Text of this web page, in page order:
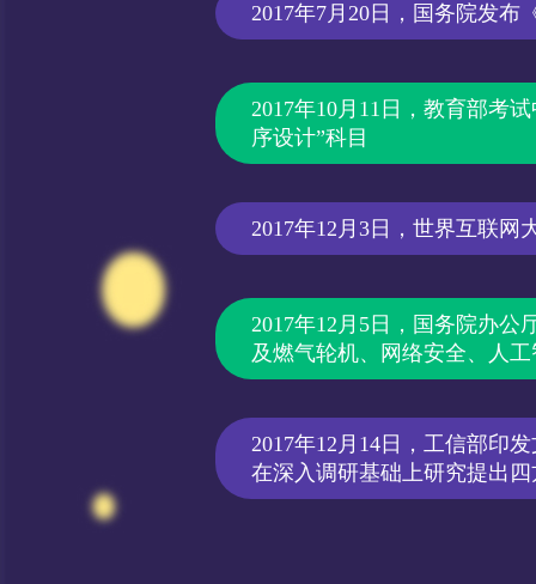
2017年7月20日，国务院发布
2017年10月11日，教育部考
序设计”科目
2017年12月3日，世界互联网
2017年12月5日，国务院办
及燃气轮机、网络安全、人
2017年12月14日，工信部印
在深入调研基础上研究提出